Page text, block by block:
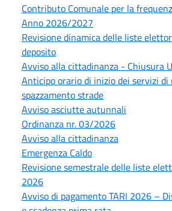
Contributo Comunale per la
Anno 2026/2027
Revisione dinamica delle liste
deposito
Avviso alla cittadinanza - Chiusura
Anticipo orario di inizio dei servizi
spazzamento strade
Avviso asciutte autunnali
Ordinanza nr. 03/2026
Avviso alla cittadinanza
Emergenza Caldo
Revisione semestrale delle liste
2026
Avviso di pagamento TARI 2026 –